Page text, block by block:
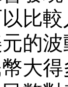
比
的
大